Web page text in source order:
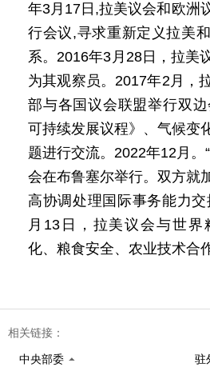
年3月17日,拉美议会和欧洲
行会议,寻求重新定义拉美
系。2016年3月28日，拉美
为其观察员。2017年2月，
部与各国议会联盟举行双
可持续发展议程》、气候变
题进行交流。2022年12月
会在布鲁塞尔举行。双方就
高协调处理国际事务能力
月13日，拉美议会与世界
化、粮食安全、农业技术合
相关链接：
中央部委 驻